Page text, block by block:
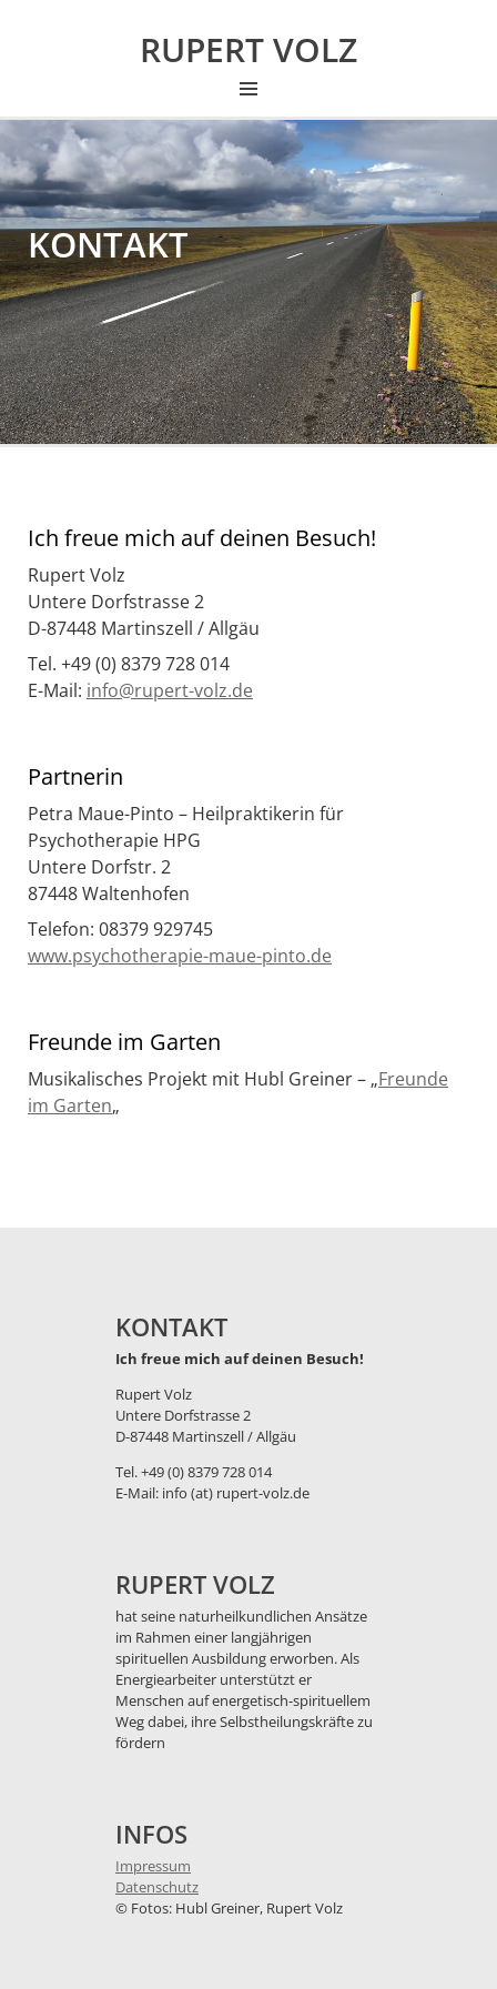
RUPERT VOLZ
KONTAKT
Ich freue mich auf deinen Besuch!
Rupert Volz
Untere Dorfstrasse 2
D-87448 Martinszell / Allgäu
Tel. +49 (0) 8379 728 014
E-Mail: info@rupert-volz.de
Partnerin
Petra Maue-Pinto – Heilpraktikerin für
Psychotherapie HPG
Untere Dorfstr. 2
87448 Waltenhofen
Telefon: 08379 929745
www.psychotherapie-maue-pinto.de
Freunde im Garten
Musikalisches Projekt mit Hubl Greiner – „Freunde
im Garten„
KONTAKT
Ich freue mich auf deinen Besuch!
Rupert Volz
Untere Dorfstrasse 2
D-87448 Martinszell / Allgäu
Tel. +49 (0) 8379 728 014
E-Mail: info (at) rupert-volz.de
RUPERT VOLZ
hat seine naturheilkundlichen Ansätze
im Rahmen einer langjährigen
spirituellen Ausbildung erworben. Als
Energiearbeiter unterstützt er
Menschen auf energetisch-spirituellem
Weg dabei, ihre Selbstheilungskräfte zu
fördern
INFOS
Impressum
Datenschutz
© Fotos: Hubl Greiner, Rupert Volz